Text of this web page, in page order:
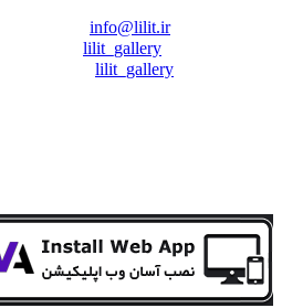
info@lilit.ir
lilit_gallery
lilit_gallery